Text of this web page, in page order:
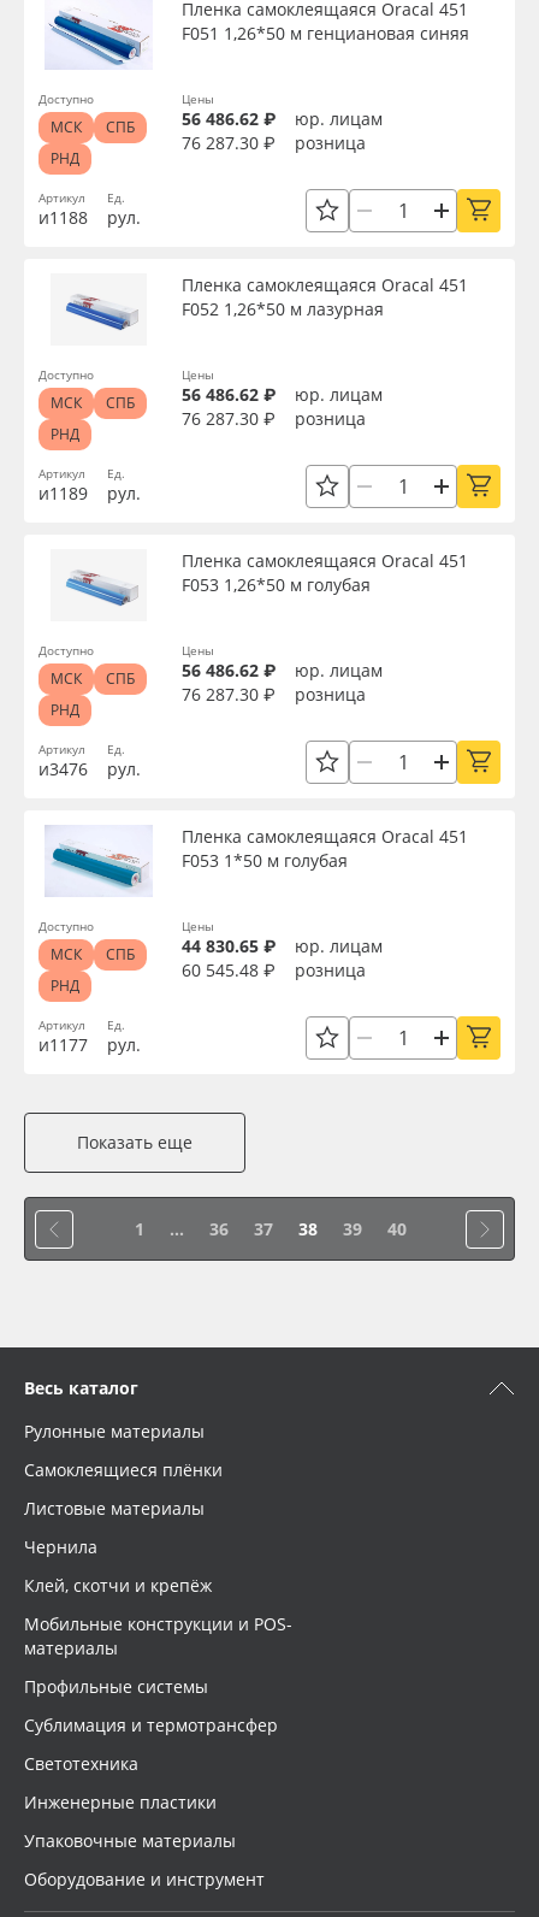
Артикул
и1188
Пленка самоклеящаяся Oracal 451
F051 1,26*50 м генциановая синяя
Ед.
рул.
Цены
56 486.62 ₽
юр. лицам
76 287.30 ₽
розница
Доступно
МСК
СПБ
РНД
Артикул
и1189
Пленка самоклеящаяся Oracal 451
F052 1,26*50 м лазурная
Ед.
рул.
Цены
56 486.62 ₽
юр. лицам
76 287.30 ₽
розница
Доступно
МСК
СПБ
РНД
Артикул
и3476
Пленка самоклеящаяся Oracal 451
F053 1,26*50 м голубая
Ед.
рул.
Цены
56 486.62 ₽
юр. лицам
76 287.30 ₽
розница
Доступно
МСК
СПБ
РНД
Артикул
и1177
Пленка самоклеящаяся Oracal 451
F053 1*50 м голубая
Ед.
рул.
Цены
44 830.65 ₽
юр. лицам
60 545.48 ₽
розница
Доступно
МСК
СПБ
РНД
Показать еще
1 ... 36 37 38 39 40
Весь каталог
Рулонные материалы
Самоклеящиеся плёнки
Листовые материалы
Чернила
Клей, скотчи и крепёж
Мобильные конструкции и POS-
материалы
Профильные системы
Сублимация и термотрансфер
Светотехника
Инженерные пластики
Упаковочные материалы
Оборудование и инструмент